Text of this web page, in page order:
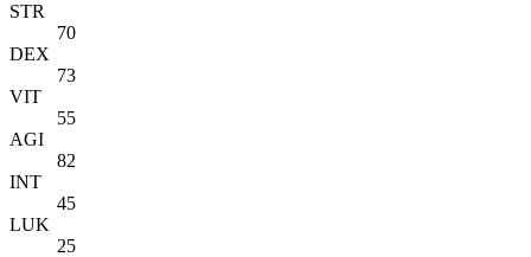
STR
70
DEX
73
VIT
55
AGI
82
INT
45
LUK
25